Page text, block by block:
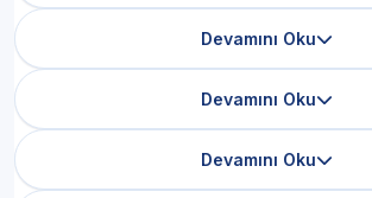
Devamını Oku
Devamını Oku
Devamını Oku